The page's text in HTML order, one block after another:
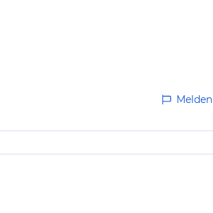
Melden